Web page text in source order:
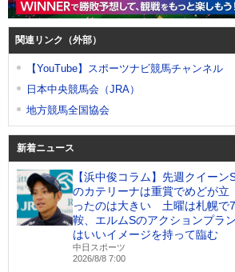
関連リンク（外部）
【YouTube】スポーツナビ競馬チャンネル
日本中央競馬会（JRA）
地方競馬全国協会
新着ニュース
【浜中俊コラム】先週クイーン
のカテリーナは重賞でめどが立
ったのは大きい 土曜は札幌で7
鞍、エルムSのアクションプラン
はいいイメージを持って臨む
中日スポーツ
2026/8/8 7:00